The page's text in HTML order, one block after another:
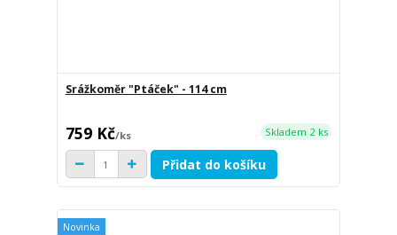
Srážkoměr "Ptáček" - 114 cm
759 Kč/ks Skladem 2 ks
Přidat do košíku
Novinka